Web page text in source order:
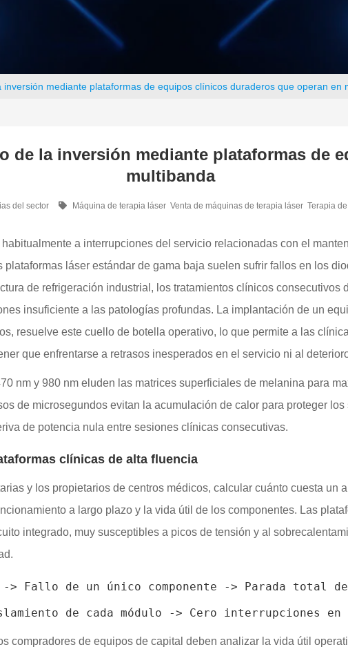
mediante plataformas de equipos clínicos duraderos que operan en
de la inversión mediante plataformas de
multibanda
del sector Máquina de terapia láser Venta de máquinas de terapia láser Terapia
a interrupciones del servicio relacionadas con el
láser estándar de gama baja suelen sufrir fallos en los
de refrigeración industrial, los tratamientos clínicos consecutivos
insuficiente a las patologías profundas. La implantación de un
resuelve este cuello de botella operativo, lo que permite a las
que enfrentarse a retrasos inesperados en el servicio ni al
nm y 980 nm eluden las matrices superficiales de melanina para
de microsegundos evitan la acumulación de calor para proteger
de potencia nula entre sesiones clínicas consecutivas.
clínicas de alta fluencia
y los propietarios de centros médicos, calcular cuánto cuesta un
a largo plazo y la vida útil de los componentes. Las
integrado, muy susceptibles a picos de tensión y al
> Fallo de un único componente -> Parada total
compradores de equipos de capital deben analizar la vida útil